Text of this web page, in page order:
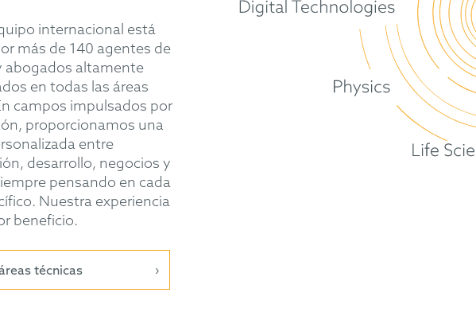
internacional está
más de 140 agentes de
abogados altamente
en todas las áreas
campos impulsados por
proporcionamos una
entre
desarrollo, negocios y
pensando en cada
Nuestra experiencia
beneficio.
técnicas